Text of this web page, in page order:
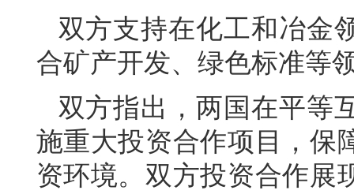
双方支持在化工和冶金
合矿产开发、绿色标准等
双方指出，两国在平等
施重大投资合作项目，保
资环境。双方投资合作展